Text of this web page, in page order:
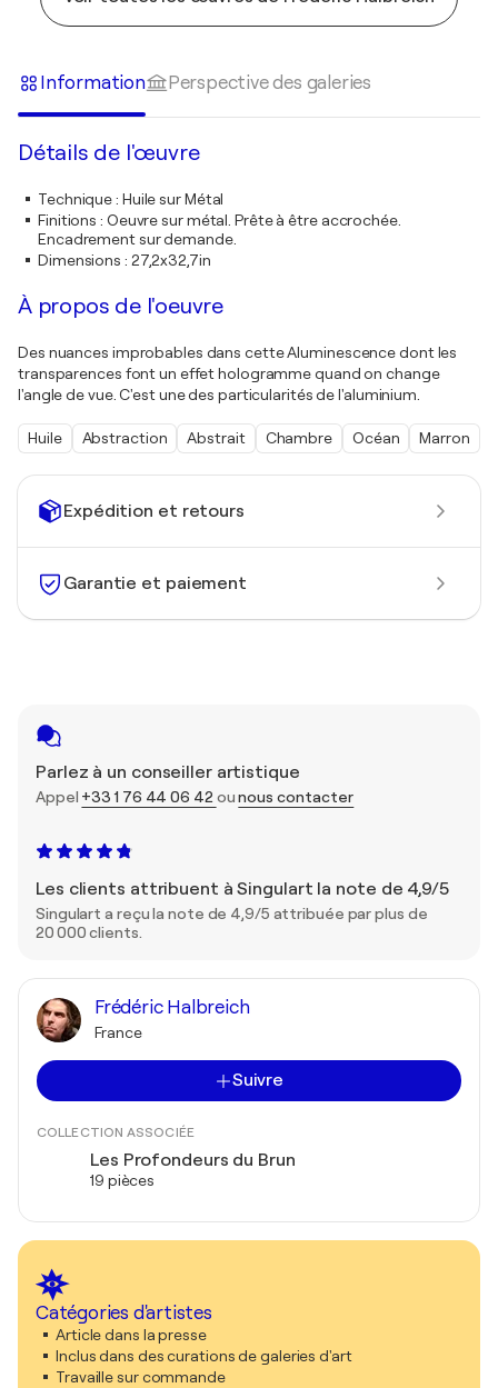
Expédition et retours
Garantie et paiement
Parlez à un conseiller artistique
Appel +33 1 76 44 06 42 ounous contacter
Les clients attribuent à Singulart la note de 4,9/5
Singulart a reçu la note de 4,9/5 attribuée par plus de
20 000 clients.
Frédéric Halbreich
France
Suivre
COLLECTION ASSOCIÉE
Les Profondeurs du Brun
19 pièces
Catégories d'artistes
Article dans la presse
Inclus dans des curations de galeries d'art
Travaille sur commande
Information Perspective des galeries
Détails de l'œuvre
Technique: Huile sur Métal
Finitions : Oeuvre sur métal. Prête à être accrochée.
Encadrement sur demande.
Dimensions : 27,2x32,7in
À propos de l'oeuvre
Des nuances improbables dans cette Aluminescence dont les
transparences font un effet hologramme quand on change
l'angle de vue. C'est une des particularités de l'aluminium.
Huile Abstraction Abstrait Chambre Océan Marron